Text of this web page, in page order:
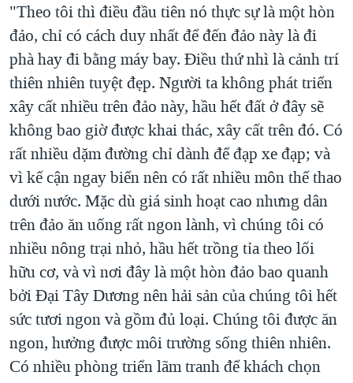
"Theo tôi thì điều đầu tiên nó thực sự là một hòn
đảo, chỉ có cách duy nhất để đến đảo này là đi
phà hay đi bằng máy bay. Điều thứ nhì là cảnh trí
thiên nhiên tuyệt đẹp. Người ta không phát triển
xây cất nhiều trên đảo này, hầu hết đất ở đây sẽ
không bao giờ được khai thác, xây cất trên đó. Có
rất nhiều dặm đường chỉ dành để đạp xe đạp; và
vì kế cận ngay biển nên có rất nhiều môn thể thao
dưới nước. Mặc dù giá sinh hoạt cao nhưng dân
trên đảo ăn uống rất ngon lành, vì chúng tôi có
nhiều nông trại nhỏ, hầu hết trồng tỉa theo lối
hữu cơ, và vì nơi đây là một hòn đảo bao quanh
bởi Đại Tây Dương nên hải sản của chúng tôi hết
sức tươi ngon và gồm đủ loại. Chúng tôi được ăn
ngon, hưởng được môi trường sống thiên nhiên.
Có nhiều phòng triển lãm tranh để khách chọn